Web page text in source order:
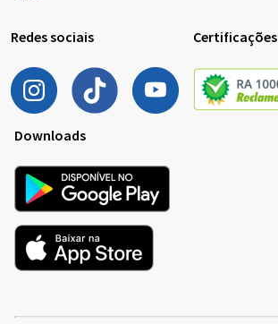
Redes sociais Certificações
Downloads